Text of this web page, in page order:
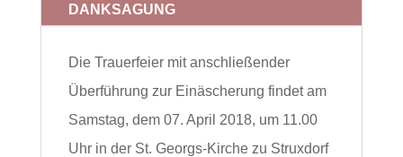
DANKSAGUNG
Die Trauerfeier mit anschließender
Überführung zur Einäscherung findet am
Samstag, dem 07. April 2018, um 11.00
Uhr in der St. Georgs-Kirche zu Struxdorf